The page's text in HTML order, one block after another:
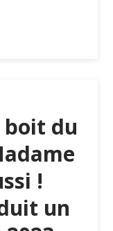
boit du
!
un